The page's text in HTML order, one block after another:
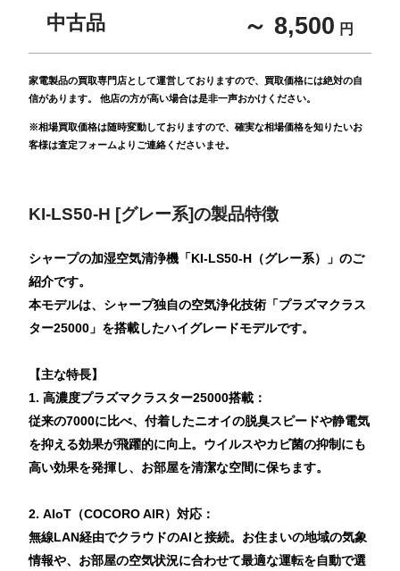
中古品 ～ 8,500 円
家電製品の買取専門店として運営しておりますので、買取価格には絶対の自
信があります。 他店の方が高い場合は是非一声おかけください。
※相場買取価格は随時変動しておりますので、確実な相場価格を知りたいお
客様は査定フォームよりご連絡くださいませ。
KI-LS50-H [グレー系]の製品特徴
シャープの加湿空気清浄機「KI-LS50-H（グレー系）」のご
紹介です。
本モデルは、シャープ独自の空気浄化技術「プラズマクラス
ター25000」を搭載したハイグレードモデルです。
【主な特長】
1. 高濃度プラズマクラスター25000搭載：
従来の7000に比べ、付着したニオイの脱臭スピードや静電気
を抑える効果が飛躍的に向上。ウイルスやカビ菌の抑制にも
高い効果を発揮し、お部屋を清潔な空間に保ちます。
2. AIoT（COCORO AIR）対応：
無線LAN経由でクラウドのAIと接続。お住まいの地域の気象
情報や、お部屋の空気状況に合わせて最適な運転を自動で選